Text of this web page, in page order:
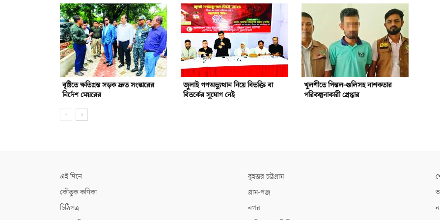
বৃষ্টিতে ক্ষতিগ্রস্ত সড়ক দ্রুত সংস্কারের
নির্দেশ মেয়রের
জুলাই গণঅভ্যুত্থান নিয়ে বিভক্তি বা
বিতর্কের সুযোগ নেই
খুলশীতে পিস্তল-গুলিসহ নাশকতার
পরিকল্পনাকারী গ্রেপ্তার
এই দিনে
কৌতুক কণিকা
চিঠিপত্র
বৃহত্তর চট্টগ্রাম
গ্রাম-গঞ্জ
নগর